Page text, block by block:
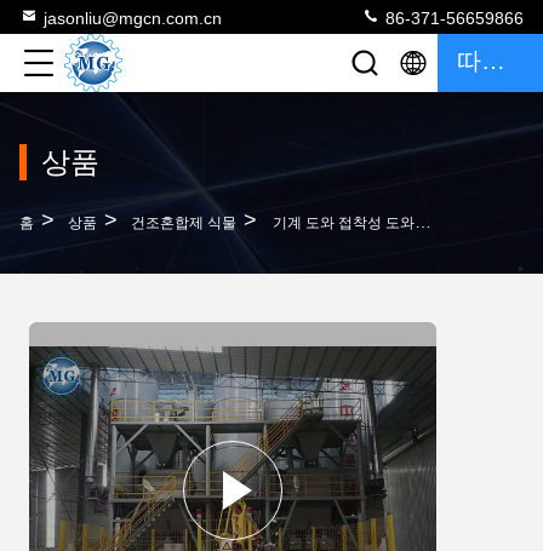
jasonliu@mgcn.com.cn 86-371-56659866
따옴표
상품
홈 > 상품 > 건조혼합제 식물 > 기계 도와 접착성 도와 그라우트 석고 분말을 만드는 10-20 T/H 건조한 혼합 식물